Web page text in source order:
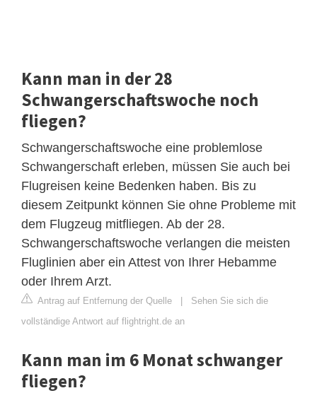
Kann man in der 28
Schwangerschaftswoche noch
fliegen?
Schwangerschaftswoche eine problemlose
Schwangerschaft erleben, müssen Sie auch bei
Flugreisen keine Bedenken haben. Bis zu
diesem Zeitpunkt können Sie ohne Probleme mit
dem Flugzeug mitfliegen. Ab der 28.
Schwangerschaftswoche verlangen die meisten
Fluglinien aber ein Attest von Ihrer Hebamme
oder Ihrem Arzt.
Antrag auf Entfernung der Quelle | Sehen Sie sich die
vollständige Antwort auf flightright.de an
Kann man im 6 Monat schwanger
fliegen?